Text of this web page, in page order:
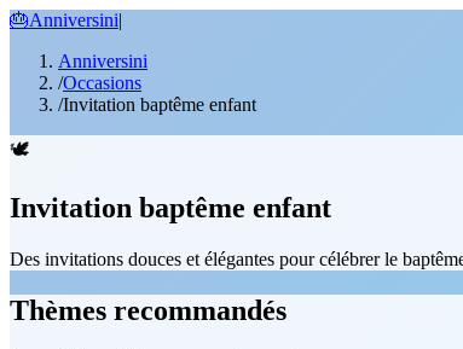
🎂Anniversini|
Anniversini
/Occasions
/Invitation baptême enfant
🕊️
Invitation baptême enfant
Des invitations douces et élégantes pour célébrer le
Thèmes recommandés